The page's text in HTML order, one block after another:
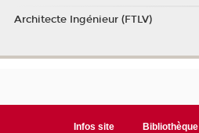
Architecte Ingénieur (FTLV)
Infos site Bibliothèque